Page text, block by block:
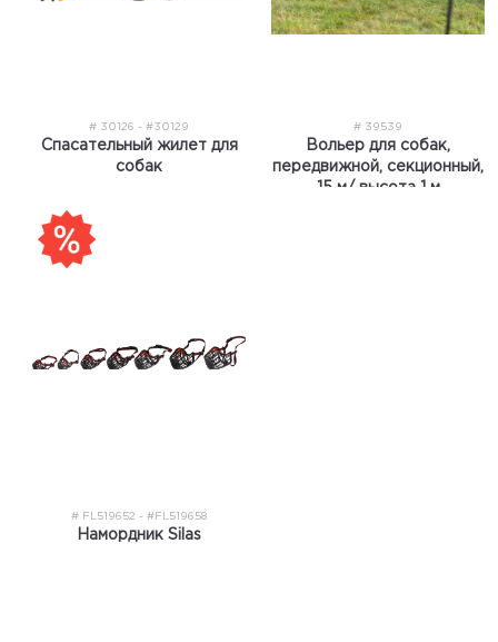
# 30126 - #30129
Спасательный жилет для
собак
# 39539
Вольер для собак,
передвижной, секционный,
15 м/ высота 1 м
# FL519652 - #FL519658
Намордник Silas